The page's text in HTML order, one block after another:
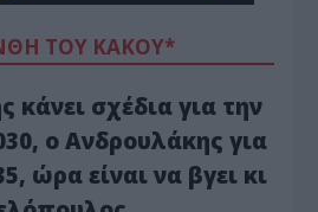
ΤΟΥ ΚΑΚΟΎ*
κάνει σχέδια για την
ο Ανδρουλάκης για
ώρα είναι να βγει κι